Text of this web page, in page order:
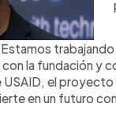
la fundación y
el
en un futuro